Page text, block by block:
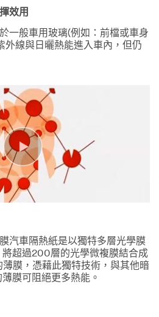
效用
一般車用玻璃(例如：前檔或車身
外線與日曬熱能進入車內，但仍
汽車隔熱紙是以獨特多層光學膜
超過200層的光學微複膜結合成
膜，憑藉此獨特技術，與其他暗
膜可阻絕更多熱能。